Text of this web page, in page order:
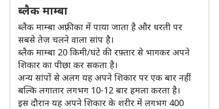
ब्लैक माम्बा
ब्लैक माम्बा अफ़्रीका में पाया जाता है और धरती पर
सबसे तेज़ चलने वाला सांप है।
ब्लैक माम्बा 20 किमी/घंटे की रफ़्तार से भागकर अपने
शिकार का पीछा कर सकता है।
अन्य सांपों से अलग यह अपने शिकार पर एक बार नहीं
बल्कि लगातार लगभग 10-12 बार हमला करता है।
इस दौरान यह अपने शिकार के शरीर में लगभग 400